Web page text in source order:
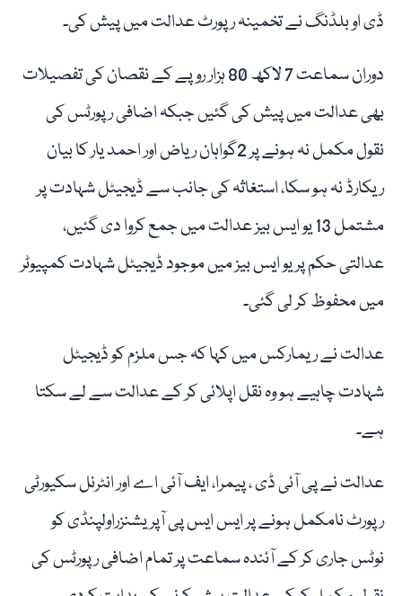
ڈی او بلڈنگ نے تخمینہ رپورٹ عدالت میں پیش کی۔
دوران سماعت 7 لاکھ 80 ہزار روپے کے نقصان کی تفصیلات
بھی عدالت میں پیش کی گئیں جبکہ اضافی رپورٹس کی
نقول مکمل نہ ہونے پر 2گواہان ریاض اور احمد یار کا بیان
ریکارڈ نہ ہو سکا، استغاثہ کی جانب سے ڈیجیٹل شہادت پر
مشتمل 13 یو ایس بیز عدالت میں جمع کروا دی گئیں،
عدالتی حکم پر یو ایس بیز میں موجود ڈیجیٹل شہادت کمپیوٹر
میں محفوظ کر لی گئی۔
عدالت نے ریمارکس میں کہا کہ جس ملزم کو ڈیجیٹل
شہادت چاہیے ہو وہ نقل اپلائی کر کے عدالت سے لے سکتا
ہے۔
عدالت نے پی آئی ڈی ، پیمرا، ایف آئی اے اور انٹرنل سکیورٹی
رپورٹ نامکمل ہونے پر ایس ایس پی آپریشنزراولپنڈی کو
نوٹس جاری کر کے آئندہ سماعت پر تمام اضافی رپورٹس کی